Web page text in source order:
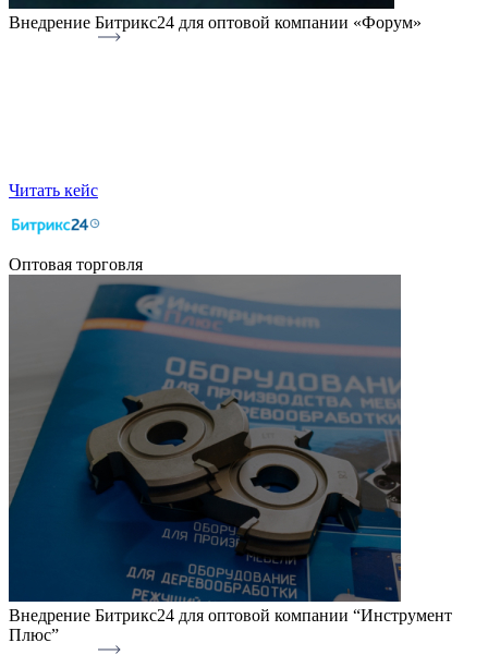
Внедрение Битрикс24 для оптовой компании «Форум»
Читать кейс
Оптовая торговля
Внедрение Битрикс24 для оптовой компании “Инструмент
Плюс”